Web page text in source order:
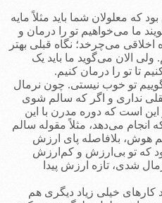
که معلولان شما باید مثلاً مایه
ما می‌خواهیم تو را درمان و
می‌چرخد؛ نگاه قبلی بهتر
الان می‌گوید ما باید یک
تا تو را درمان کنیم.
تو خوب نیستی. چون نرمال
نداری و اگر که سالم شوی
است که دوره مدرن با این
انجام می‌دهد، مثلاً مقوله سالم
کم هوش، بلافاصله پای ارزش
که تو بی‌ارزش و کم‌ارزش
شدی، تازه ارزش پیدا
خیلی زیاد دیگری هم